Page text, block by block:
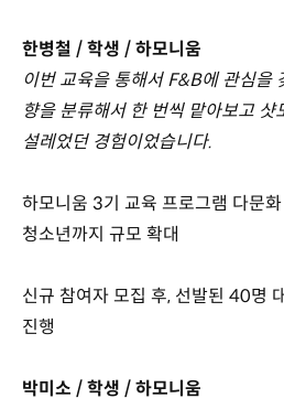
한병철 / 학생 / 하모니움
이번 교육을 통해서 F&B에 관심을
향을 분류해서 한 번씩 맡아보고
설레었던 경험이었습니다.
하모니움 3기 교육 프로그램 다문
청소년까지 규모 확대
신규 참여자 모집 후, 선발된 40명
진행
박미소 / 학생 / 하모니움